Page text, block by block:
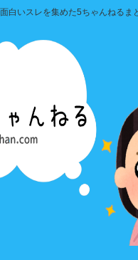
白いスレを集めた5ちゃんねるま